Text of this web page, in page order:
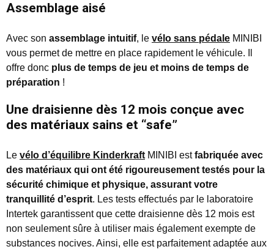
Assemblage aisé
Avec son assemblage intuitif, le vélo sans pédale MINIBI
vous permet de mettre en place rapidement le véhicule. Il
offre donc plus de temps de jeu et moins de temps de
préparation !
Une draisienne dès 12 mois conçue avec
des matériaux sains et “safe”
Le vélo d’équilibre Kinderkraft MINIBI estfabriquée avec
des matériaux qui ont été rigoureusement testés pour la
sécurité chimique et physique, assurant votre
tranquillité d’esprit. Les tests effectués par le laboratoire
Intertek garantissent que cette draisienne dès 12 mois est
non seulement sûre à utiliser mais également exempte de
substances nocives. Ainsi, elle est parfaitement adaptée aux